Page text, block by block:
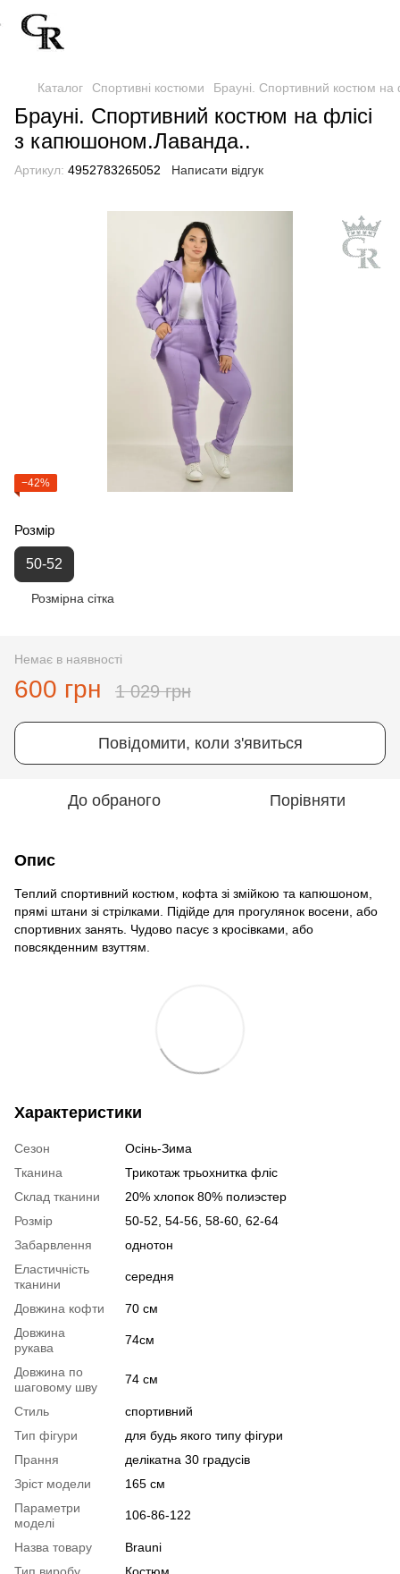
Каталог Спортивні костюми Брауні. Спортивний костюм
Брауні. Спортивний костюм на флісі
з капюшоном.Лаванда..
Артикул: 4952783265052 Написати відгук
−42%
Розмір
50-52
Розмірна сітка
Немає в наявності
600 грн 1 029 грн
Повідомити, коли з'явиться
До обраного Порівняти
Опис
Теплий спортивний костюм, кофта зі змійкою та капюшоном,
прямі штани зі стрілками. Підійде для прогулянок восени, або
спортивних занять. Чудово пасує з кросівками, або
повсякденним взуттям.
Характеристики
Сезон
Осінь-Зима
Тканина
Трикотаж трьохнитка фліс
Склад тканини
20% хлопок 80% полиэстер
Розмір
50-52, 54-56, 58-60, 62-64
Забарвлення
однотон
Еластичність
тканини
середня
Довжина кофти
70 см
Довжина
рукава
74см
Довжина по
шаговому шву
74 см
Стиль
спортивний
Тип фігури
для будь якого типу фігури
Прання
делікатна 30 градусів
Зріст модели
165 см
Параметри
моделі
106-86-122
Назва товару
Brauni
Тип виробу
Костюм